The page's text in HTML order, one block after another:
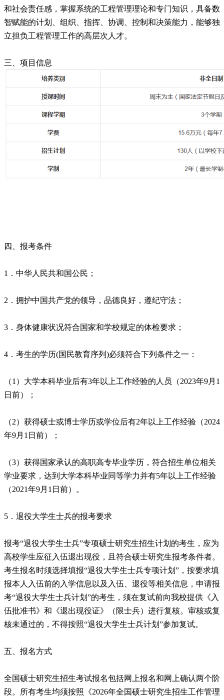
和社会责任感，掌握系统的工程管理理论和专门知识，具备数
智赋能的计划、组织、指挥、协调、控制和决策能力，能够独
立担负工程管理工作的高层次人才。
三、项目信息
四、报考条件
1．中华人民共和国公民；
2．拥护中国共产党的领导，品德良好，遵纪守法；
3．身体健康状况符合国家和学校规定的体检要求；
4．考生的学历(国民教育序列)必须符合下列条件之一：
（1）大学本科毕业后有3年以上工作经验的人员（2023年9月1
日前）；
（2）获得硕士或博士学历或学位后有2年以上工作经验（2024
年9月1日前）；
（3）获得国家承认的高职高专毕业学历，符合招生单位相关
学业要求，达到大学本科毕业同等学力并有5年以上工作经验
（2021年9月1日前）。
5．退役大学生士兵的报考要求
报考“退役大学生士兵”专项硕士研究生招生计划的考生，应为
高校学生应征入伍退出现役，且符合硕士研究生报考条件者。
考生报名时须选择填报“退役大学生士兵专项计划”，按要求填
报本人入伍前的入学信息以及入伍、退役等相关信息，申请报
考“退役大学生士兵计划”的考生，须在复试前向我校提供《入
伍批准书》和《退出现役证》（限士兵）进行复核。审核或复
核未通过的，不得按照“退役大学生士兵计划”参加复试。
五、报名方式
全国硕士研究生招生考试报名包括网上报名和网上确认两个阶
段。所有考生均须按照《2026年全国硕士研究生招生工作管理